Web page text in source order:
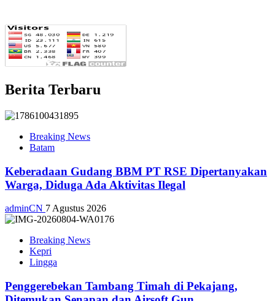
Berita Terbaru
Breaking News
Batam
Keberadaan Gudang BBM PT RSE Dipertanyakan
Warga, Diduga Ada Aktivitas Ilegal
adminCN 7 Agustus 2026
Breaking News
Kepri
Lingga
Penggerebekan Tambang Timah di Pekajang,